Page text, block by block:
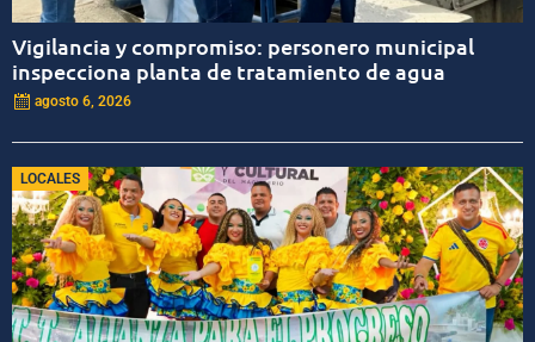
Vigilancia y compromiso: personero municipal
inspecciona planta de tratamiento de agua
agosto 6, 2026
LOCALES